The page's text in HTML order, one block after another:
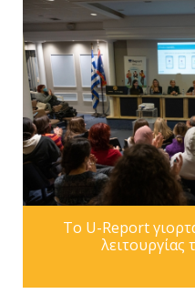
Το U-Report
λειτουργίας